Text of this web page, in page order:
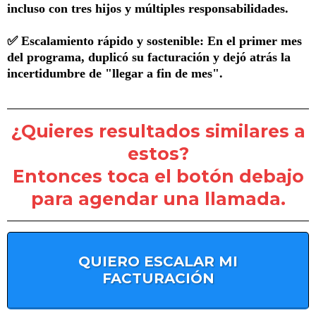
incluso con tres hijos y múltiples responsabilidades.
✅ Escalamiento rápido y sostenible: En el primer mes
del programa, duplicó su facturación y dejó atrás la
incertidumbre de "llegar a fin de mes".
¿Quieres resultados similares a
estos?
Entonces toca el botón debajo
para agendar una llamada.
QUIERO ESCALAR MI
FACTURACIÓN